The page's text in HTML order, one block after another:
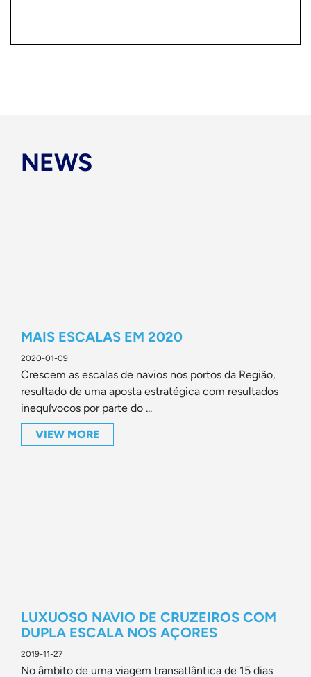
NEWS
MAIS ESCALAS EM 2020
2020-01-09
Crescem as escalas de navios nos portos da Região,
resultado de uma aposta estratégica com resultados
inequívocos por parte do ...
VIEW MORE
LUXUOSO NAVIO DE CRUZEIROS COM
DUPLA ESCALA NOS AÇORES
2019-11-27
No âmbito de uma viagem transatlântica de 15 dias